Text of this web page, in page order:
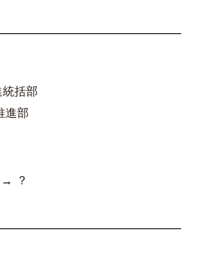
統括部
進部
？